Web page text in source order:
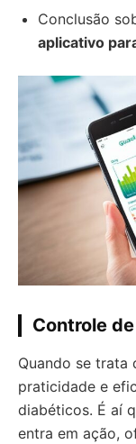
Conclusão
aplicativo
Controle
Quando se trata
praticidade e
diabéticos. É aí
entra em ação,